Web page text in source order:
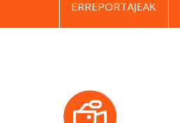
ERREPORTAJEAK